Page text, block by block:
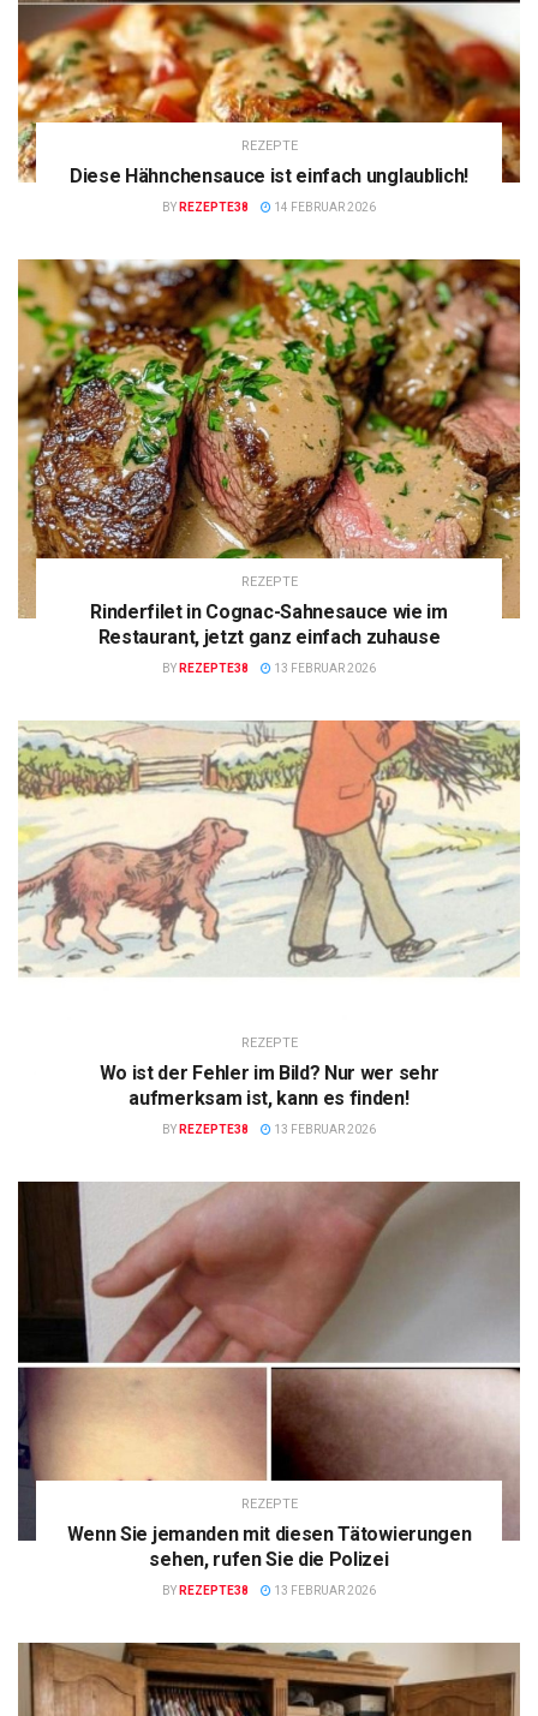
REZEPTE
Diese Hähnchensauce ist einfach unglaublich!
BY REZEPTE38 14 FEBRUAR 2026
REZEPTE
Rinderfilet in Cognac-Sahnesauce wie im
Restaurant, jetzt ganz einfach zuhause
BY REZEPTE38 13 FEBRUAR 2026
REZEPTE
Wo ist der Fehler im Bild? Nur wer sehr
aufmerksam ist, kann es finden!
BY REZEPTE38 13 FEBRUAR 2026
REZEPTE
Wenn Sie jemanden mit diesen Tätowierungen
sehen, rufen Sie die Polizei
BY REZEPTE38 13 FEBRUAR 2026